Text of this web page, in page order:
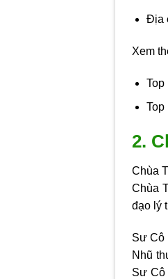
Địa
Xem
Top
Top
2.
Chùa
Chùa
đạo lý
Sư Cô
Nhũ
Sư Cô